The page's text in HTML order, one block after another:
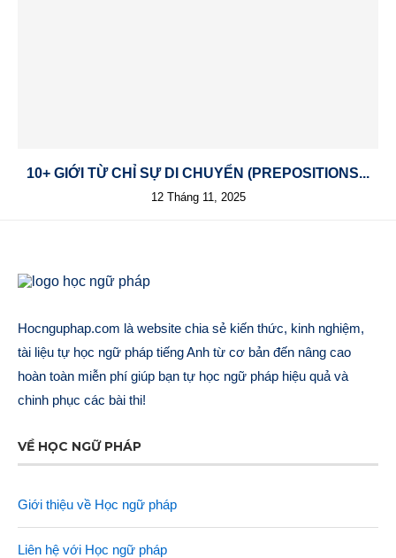
10+ GIỚI TỪ CHỈ SỰ DI CHUYỂN (PREPOSITIONS...
12 Tháng 11, 2025
Hocnguphap.com là website chia sẻ kiến thức, kinh nghiệm,
tài liệu tự học ngữ pháp tiếng Anh từ cơ bản đến nâng cao
hoàn toàn miễn phí giúp bạn tự học ngữ pháp hiệu quả và
chinh phục các bài thi!
VỀ HỌC NGỮ PHÁP
Giới thiệu về Học ngữ pháp
Liên hệ với Học ngữ pháp